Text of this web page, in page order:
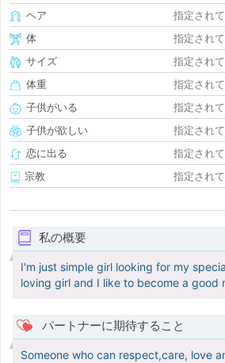
ヘア
指定され
体
指定され
サイズ
指定され
体重
指定され
子供がいる
指定され
子供が欲しい
指定され
恋に出る
指定され
宗教
指定され
私の概要
I'm just simple girl looking for my
loving girl and I like to become a good
パートナーに期待すること
Someone who can respect,care, love